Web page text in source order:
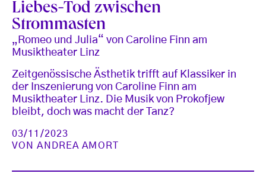
Liebes-Tod zwischen
Strommasten
„Romeo und Julia“ von Caroline Finn am
Musiktheater Linz
Zeitgenössische Ästhetik trifft auf Klassiker in
der Inszenierung von Caroline Finn am
Musiktheater Linz. Die Musik von Prokofjew
bleibt, doch was macht der Tanz?
03/11/2023
VONANDREA AMORT